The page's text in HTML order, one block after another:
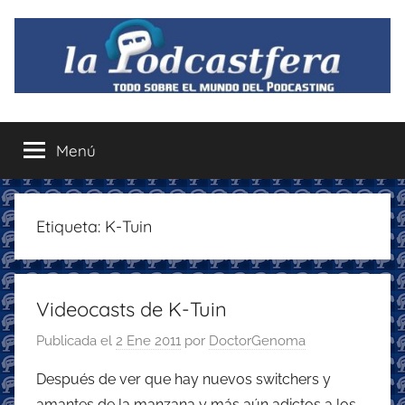
contenido
La
Podcastfera
el
mundo
del
podcasting
recomendaciones
disfrutar
podcastfera
Menú
Etiqueta: K-Tuin
Videocasts de K-Tuin
Publicada el 2 Ene 2011 por DoctorGenoma
Después de ver que hay nuevos switchers y